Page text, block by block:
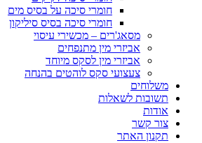
חומרי סיכה על בסיס מים
חומרי סיכה בסיס סיליקון
מסאג'רים – מכשירי עיסוי
אביזרי מין מתנפחים
אביזרי מין לסקס מיוחד
צעצועי סקס לוהטים בהנחה
משלוחים
תשובות לשאלות
אודות
צור קשר
תקנון האתר